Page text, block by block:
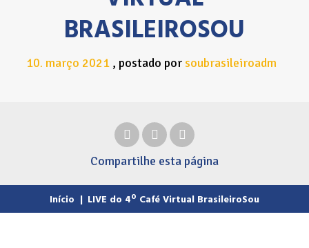
BRASILEIROSOU
10. março 2021 postado porsoubrasileiroadm
Compartilhe esta página
Início | LIVE do 4º Café Virtual BrasileiroSou